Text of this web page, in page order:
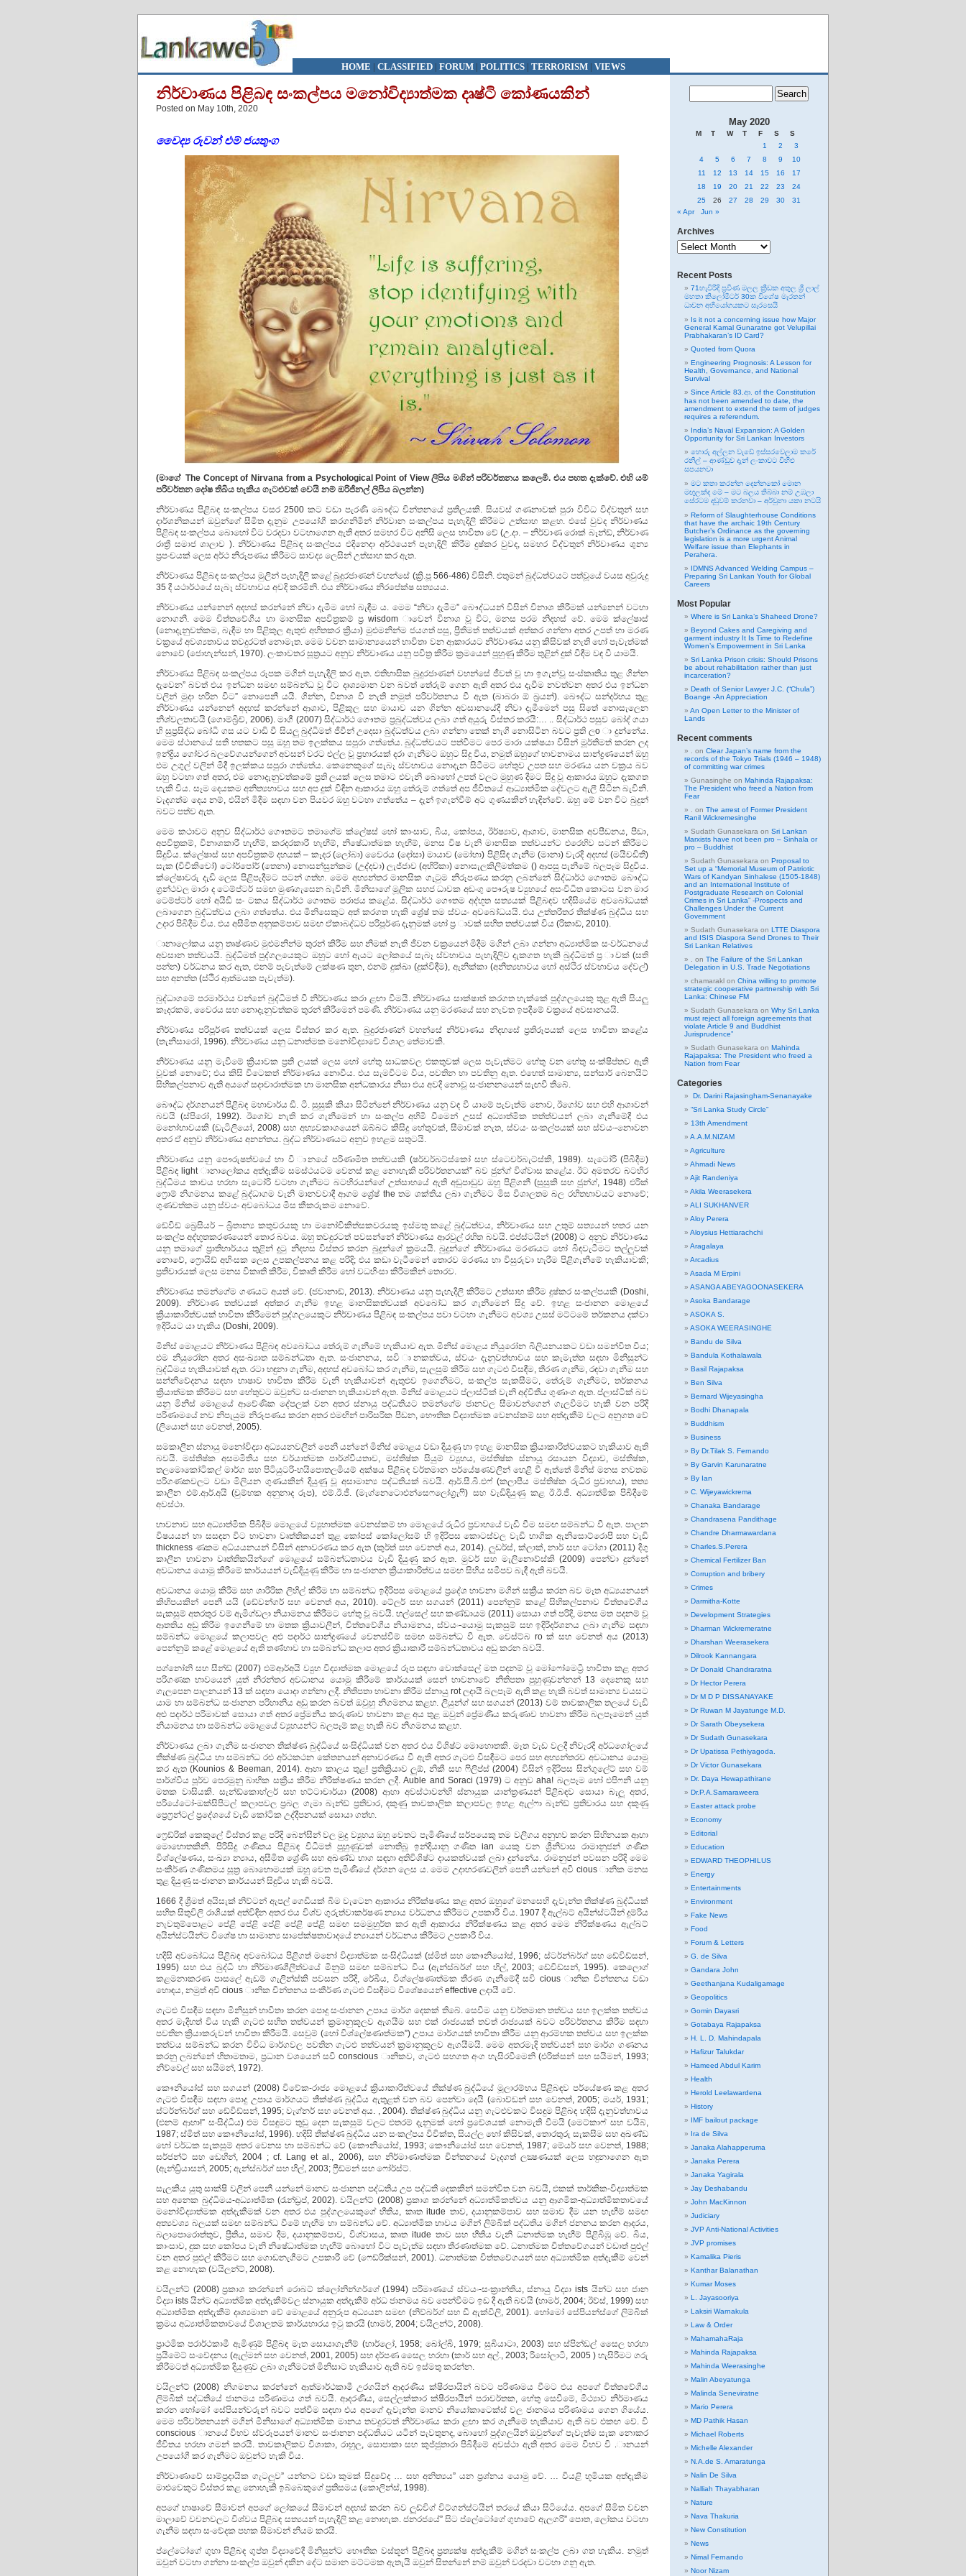
HOME | CLASSIFIED| FORUM| POLITICS | TERRORISM| VIEWS
නිර්වාණය පිළිබඳ සංකල්පය මනෝවිද්‍යාත්මක දෘෂ්ටි කෝණයකින්
Posted on May 10th, 2020
වෛද්‍ය රුවන් එම් ජයතුංග
(මාගේThe Concept of Nirvana from a Psychological Point of Viewලිපිය මගින් පරිවර්තනය කලෙමි. එය පහත දැක්වේ.එහි යම්
පරිවර්තන දෝෂ තිබිය හැකිය ගැටළුවක් වෙයි නම් ඔරිජිනල් ලිපිය බලන්න)
නිර්වාණය පිළිබඳ සංකල්පය වසර 2500 කට වඩා පැරණි බෞද්ධ චින්තනයේ ප්‍රතිලයකි. සියවස් ගණනාවක් පුරා විවිධ විද්වතුන් සහ
දාර්ශනිකයන් ඔවුන්ගේ සීමිත දැනුම උපයෝගී කරගනිමින් නිර්වාන සංකල්පය පැහැදිලි කිරීමට උත්සාහ කළහ. එසේ වුවද නිර්වාණය
පිළිබඳ සංකල්පය බොහෝ විට වරදවා වටහාගෙන ඇති අතර සමහර විට අනිසි ලෙස භාවිතා වේ (උ.දා. – නිර්වාණ රොක් බෑන්ඩ්, නිර්වාණ
රාත්‍රී සමාජ ශාලාව ). නිර්වාණය පිළිබඳ සංකල්පය එදිනෙදා අර්ථයෙන් පැහැදිලි කිරීම දුෂ්කර වුවද, සමහර විද්වතුන් නිර්වාණය ශුන්‍ය
ප්‍රපංචයක් ලෙස අර්ථ නිරූපණය කිරීමට සාවද්‍ය ලෙසින් උත්සාහ කර ඇත.
නිර්වාණය පිළිබඳ සංකල්පය මුලින් පැහැදිලි කළේ බුදුරජාණන් වහන්සේ (ක්‍රි.පූ 566-486) විසිනි. එතුමන් බුද්ධත්වයට පත්වූයේ වයස අවුරුදු
35 දී යථාර්ථයේ සැබෑ ස්වභාවය අවදි කරමිනි. එය නිර්වාණය නිරපේක්ෂ සත්‍යයය.
නිර්වාණය යන්නෙන් අදහස් කරන්නේ නිවා දැමීම හෝ බැඳීම ය. මෙම “නිවා දැමීම” බෞද්ධයන් විසින් විනාශ කිරීමක් යන්නෙන් වටහා
නොගනී. මෙම චිත්තවේගීය හා මානසික අපවිත්‍රකම් ප්‍ර wisdom ාවෙන් විනාශ වූ විට, මනස පරම නිදහස් වේ. මෙම ක්ලේෂාස්
(නොදැනුවත්කම, බැඳීම හා පිළිකුල ඇතුළු අහිතකර ක්‍රියා) මුළුමනින්ම ජයගත් පසු, ප්‍රීතිමත් තත්වයක් අත්කර ගන්නා අතර උපත් හා මරණ
චක්‍රයේ අවශ්‍යතාවය තවදුරටත් නොමැත. මෙම වචන සාමාන්‍යයෙන් භාවිතා වන ආකාරයට නිර්වාණය යනු කිසිවක් නැති හෝ පැවැත්මක්
නොවේ (ජොහැන්සන්, 1970). ලංකාවතර සූත්‍රයට අනුව නිර්වාණය යනු පවිත්‍ර කිරීම ක්‍රමයෙන් පුහුණු කිරීම තුළින් දුක් විඳීම වඳ වී යාමයි.
නිර්වාණය පිළිබඳ සංකල්පය රූපක මගින් පැහැදිලි කර ඇත. එතිහාසික බුදුරජාණන් වහන්සේ ජීවත් වූ හා ඉගැන්වූ සංස්කෘතිය තුළ ගින්න
දැවෙන” බවත් එය ඉන්ධන සමඟ සම්බන්ධ වූ විට දෘශ්‍යමාන වන බවත් තේරුම් ගෙන ඇති අතර එය දැවීම නවත්වන අතර එය ඉන්ධන
වලින් මුදා හරින විට” නොපෙනී යයි. ගින්න, විනාශ වී නැති නමුත් පරිවර්තනය වී ඇත (බාබරා ඕ බ්‍රයන්). බෞද්ධ සන්දර්භය තුළ
නිර්වාණය යන්නෙන් අදහස් කරන්නේ ආශාව, පිළිකුල සහ මායාව යන ගින්න අවසානයේදී නිවා දැමීමෙන් පසු සිතේ නොසැලෙන
නිශ්චලතාවයි (ගොම්බ්‍රිච්, 2006). මාගී (2007) සිද්ධාර්ථ ගෞතම ප්‍රබුද්ධත්වය ලබා ගත් අයුරු විස්තර කරයි:… .. සිද්ධාර්ථ පසුව බෝද් ගයා
හි සුප්‍රසිද්ධ බෝධි ගස යට වාඩි වී සියලු බුද්ධිමත් ජීවීන් උදෙසා බුද්ධත්වය ලබා ගන්නා තෙක් නැගී නොසිටින බවට ප්‍රති ලo ා දුන්නේය.
මෙම ස්ථානයේ සති හතකට පසු ඔහු තම ඉලක්කය සපුරා ගත්තේය. බුද්ධත්වයට පත්වීමට පෙර මාරා යක්ෂයා විසින් මූර්තිමත් කරන ලද
ඉන්ද්‍රිය ගෝචර බලවේගයන්ගෙන් අවසන් වරට එල්ල වූ ප්‍රහාරයක් දරා ගැනීමට ඔහුට සිදු විය, නමුත් ඔහුගේ භාවනාමය සාන්ද්‍රණයෙන් ඔහු
එම උගුල් වලින් මිදී ඉලක්කය සපුරා ගත්තේය. කෙනෙකුගේ සැබෑ ස්වභාවය නොදැන සිටීමට හේතුව උපත සහ මරණය යන චක්‍රය බව
ඔහු වටහා ගත් අතර, එම නොදැනුවත්කමේ ප්‍රති ලයක් ලෙස තමාට එවැනි බොහෝ උපත් වලට මුහුණ දීමට සිදු වූ ආකාරය ඔහුට දැකගත
හැකි විය. සෑම දෙයකම අනිත්‍යභාවය සහ අප දුක් විඳින ආකාරය ඔහු තේරුම් ගත්තේ අප ජීවිතයේ ආධ්‍යාත්මික දේවලට ඇලී සිටින බැවිනි.
වැදගත්ම දෙය නම්, එයින් මිදීම සඳහා වන පියවර ඔහු වටහා ගත්තේය – දැන් ඉගැන්වීම් අට ගුණයකින් හැඳින්වේ. ඔහු මේ වන විට බුදුන්
බවට පත්ව ඇත.
මෙම කථාවට අනුව සිද්ධාර්ථ ගෞතමට තමාගේම ක්ලේෂස් හෝ කාංසාව, බිය, කෝපය, ඊර්ෂ්‍යාව, ආශාව, මානසික අවපීඩනය, පීඩා,
අපවිත්‍රකම්, විනාශකාරී හැඟීම්, කරදරකාරී හැඟීම්, නිෂේධාත්මක හැඟීම්, මනස විෂ වැනි මානසික තත්වයන්ට එරෙහිව සටන් කිරීමට
සිදුවිය. ක්ලේෂාස් සහ අපවිත්‍රකම් දහයක් – කෑදර (ලෝබා) වෛරය (දෝසා) මායාව (මෝහා) පිළිසිඳ ගැනීම (මානා) වැරදි අදහස් (මයිචඩිති)
සැක (විචිකිචෝ) ටෝර්පෝර් (තෙනා) නොසන්සුන්කම (උද්දචා) ලැජ්ජාව (අහිරිකා) නොසැලකිලිමත්කම () ආපසු පැනීමේ බලපෑම සිදුවිය.
ක්ලේෂාවරු දැඩි ලෙස පිළිපැදීමට පටන් ගත්හ. මෙම අභ්‍යන්තර මානසික ගැටුම නිරූපණය කරනු ලබන්නේ සිද්ධාර්ථ ගෞතම බෞද්ධ
ග්‍රන්ථවල මාරා ද ටෙම්ප්ටර් සමඟ මුණගැසෙන බැවිනි. මිනිසාගේ මූලික සහජ ධාවක අඩංගු පෞරුෂ ව්‍යුහයේ අසංවිධිත කොටස වන මාර
ටෙම්ප්ටර් හෝ අයිඩී සං ටකය සිද්ධාර්ථ ගෞතම පරාජය කළේය. සිද්ධාර්ථ ගෞතම අද්භූත සත්‍යයක් පිළිබඳව හදිසියේම අවබෝධයක්
ලබාගෙන බුද්ධත්වය ලබා ගත්තේය. එය මිනිසෙකුට අත් කරගත හැකි ශ්‍රේෂ් තම ස්වයං අවබෝධයයි. එය උත්තරීතර තීක්ෂ්ණ බුද්ධිය සහ
උදාර පිබිදීම විය. එය අසීමිත අනුකම්පාව සමඟ ඒකාබද්ධව පරිපූර්ණ දැනුමක් හෝ ප්‍ර ාවක් සහිත තත්වයක් විය (රිකාඩ්, 2010).
ානාලෝකය යනු තෘෂ්ණාව මුළුමනින්ම තුරන් කිරීම සහ නිමක් නැති ජීවන චක්‍රයෙන් මිදීම මගින් ලබා ගන්නා අධ්‍යාත්මික සංවර්ධනයේ
අවසාන තත්වයයි. බුද්ධිමත් පුද්ගලයෙකුට ඔහුට හෝ ඇයට ලෝකයේ සැබෑ ස්වභාවය පැහැදිලිව දැකගත හැකි බුද්ධිමත් ප්‍ර ාවක් (සති
පන්න) වර්ධනය කර ඇත, එනම් පැවැත්මේ ලක්ෂණ තුන, එනම් දුක්ඛා (දුක්විඳීම), ඇනික්කා (අනිත්‍යභාවය හෝ අස්ථිර ස්වභාවය දේවල්)
සහ අනත්ත (ස්ථිර ආත්මයක පැවැත්ම).
බුද්ධාගමේ පරමාර්ථය වන්නේ බුද්ධිමත් වී නිර්වාණය කරා ළඟා වීමයි. නිර්වාණය සාක්ෂාත් කරගත හැක්කේ පුද්ගලයෙකු තුළ ඇති සියලු
කෑදරකම, වෛරය සහ නොදැනුවත්කම තුරන් කිරීමෙන් පමණි. නිර්වාණය යනු මරණයේ සහ නැවත ඉපදීමේ චක්‍රයේ අවසානයයි.
නිර්වාණය පරිපූර්ණ තත්වයක් ලෙස විස්තර කර ඇත. බුදුරජාණන් වහන්සේ නිර්වාණය නිදහසේ ප්‍රතිරූපයක් ලෙස භාවිතා කළේය
(තැනිසාරෝ, 1996). නිර්වාණය යනු ධනාත්මක මනෝවිද්‍යාවේ විශාල තේමාවකි.
නිර්වාණය යනු මැවීමේ ක්‍රියාවක ප්‍රති ලයක් ලෙස හෝ හේතු සාධකවල එකතුවක් ලෙස පැවැත්මට හේතු වන හේතු සංක්ෂිප්තව ඇති
වූවක් නොවේ; එය කිසි විටෙකත් නිර්මාණය නොවීය. එය සැමවිටම විය, පවතින හා පවතිනු ඇත. එහෙත් සාමාන්‍ය, සන්සාර් බෙනයිට්
සිහිකල්පනාව ඇති අයගේ සදාචාරාත්මක හා මානසික අන්ධකාරය නිසා එය අවදි නොවූ සංජානනයෙන් සැඟවී තිබේ.
බෞද්ධ දර්ශනයන් පිළිබඳ මහාචාර්ය ඩී. ටී. සුසුකි කියා සිටින්නේ නිර්වාණය යනු වඳ වී යාමේ පැවැත්ම නොව, ඊගෝව සහ එහි ආශාවන්
බවයි (ස්පිරෝ, 1992). ඊගෝව නැති කර ගැනීමෙන් හා සංකල්ප අහිමි වීමෙන් උසස් අධ්‍යාත්මික තත්ත්වයන් ලබා ගැනීමේදී එය
මනෝභාවයකි (ඩැටිලියෝ, 2008) සහ අභ්‍යවකාශයෙන් ඔබ්බට කිසිදු හේතුවක්, සීමාවක් නැත, ස්වයං සංකල්පයක් සහ ස්වයං-නොවන
අතර ඒ අනුව නිර්වාණය අනන්තය. බුද්ධ නිර්වාණයට අනුව ඉහළම සතුටයි.
නිර්වාණය යනු පෞරුෂත්වයේ හා වි ානයේ පරිණාමිත තත්වයකි (ෂර්චර්බට්ස්කෝ සහ ස්ටෙචර්බැට්ස්කි, 1989). සැටෝරි (පිබිදීම)
පිළිබඳ light ානාලෝකය අත්දැකීම සමස්ථයටම වෙනස් කළ නොහැකි පරිවර්තනයක්” බව ජුන්ග් විශ්වාස කළේය. ඊට අමතරව බටහිර
බුද්ධිමය කාචය හරහා සැටෝරි වටහා ගැනීමට බටහිරයන්ගේ උත්සාහයේ ඇති අඩුපාඩුව ඔහු පිළිගනී (සුසුකි සහ ජුන්ග්, 1948) එරික්
ෆ්‍රොම් නිගමනය කළේ බුද්ධාගම වැනි මානවවාදී ආගම ශ්‍රේෂ් the තම ශක්තිය ලබා ගැනීමට මිස විශාලතම බල රහිතභාවයට නොවේ;
ගුණවත්කම යනු ස්වයං අවබෝධය මිස කීකරුකම නොවේ.
ඩේවිඩ් බ්‍රෙසියර් – බ්‍රිතාන්‍ය කතුවරයකු හා මනෝචිකිත්සකවරයකු ඉස්මතු කළේ බුද්ධත්වය, නිර්වාණය සහ උතුම් සත්‍යයන් හතර යන
සංකල්ප අද්භූතකරණයෙන් තොර බවය. ඔහු තවදුරටත් පවසන්නේ නිර්වාණය ආරවුල් රහිත බවයි. එප්ස්ටයින් (2008) ට අනුව නිර්වාණය
යනු තමාගේ ප්‍රාතිහාර්යය තුළින් දුටු නිදහස විස්තර කරන බුදුන්ගේ ක්‍රමයයි. බුදුන්ගේ නිර්වාණය මරණයට හෝ බිඳවැටීමට තල්ලුවක්
නොවේ, ෆ්‍රොයිඩ් අහිංසක ලෙස උපකල්පනය කළ පරිදි; එය කඩා වැටීමෙන් තොරව මරණය හා විසුරුවා හැරීම පිළිගැනීමේ හැකියාවකි;
ප්‍රතිචාරයක් ලෙස මනස විකෘති කිරීම, විකෘති කිරීම හෝ වධහිංසා කිරීමකින් තොරව.
නිර්වාණය තමන්ගේම ගණයට අයත් වේ. (ජවානාඩ්, 2013). නිර්වාණය යනු පැහැදිලි කිරීමට උත්සාහ කිරීම දුෂ්කර සංකල්පයකි (Doshi,
2009). නිර්වාණ තත්වයක් අත්කර ගැනීම ඉහළ මානසිකත්වයක් අවබෝධ කර ගැනීමෙන් සිදු වේ. ඉහළ සංජානන මොළයේ
ක්‍රියාකාරිත්වයක් භාවිතා කිරීමෙන් පුද්ගලයෙකුට නිර්වාණය පිළිබඳ සංකල්පය පවා වටහා ගැනීමට අවශ්‍ය උසස් මට්ටමේ තර්කනය දක්වා
ඉදිරියට යා හැකිය (Doshi, 2009).
මිනිස් මොළයට නිර්වාණය පිළිබඳ අවබෝධය තේරුම් ගැනීමේ හැකියාව ඇත. මිනිස් මොළය නියුරෝන බිලියනයකට වඩා සමන්විත විය;
එම නියුරෝන අතර අසංඛ්‍යාත සම්බන්ධතා ඇත. සංජානනය, සවි ානකත්වය, ස්වයං දැනුවත්භාවය සහ කැමැත්ත සඳහා මිනිසුන්ට
බුද්ධිමය හැකියාවක් ඇත. රටා හඳුනා ගැනීම, අදහස් අවබෝධ කර ගැනීම, සැලසුම් කිරීම සහ ගැටළු විසඳීම, තීරණ ගැනීම, රඳවා ගැනීම සහ
සන්නිවේදනය සඳහා භාෂාව භාවිතා කිරීම වැනි හැකියාවන් ඇතුළුව ඉගෙනීමට, සංකල්ප සැකසීමට, තේරුම් ගැනීමට, තර්කනය
ක්‍රියාත්මක කිරීමට සහ හේතුවට ඔවුන්ට සංජානන හැකියාවන් ඇත. මිනිස් මොළයට ප්ලාස්ටික් වැනි අද්විතීය ගුණාංග ඇත. ප්ලාස්ටික් බව
යනු මිනිස් මොළයේ ආවේණික දේපලක් වන අතර ස්නායු පද්ධතියට තමන්ගේම ජානවල සීමාවන්ගෙන් ගැලවීමට හැකි වන පරිදි
පරිණාමයේ නව නිපැයුම නිරූපණය කරන අතර එමඟින් පාරිසරික පීඩන, භෞතික විද්‍යාත්මක වෙනස්කම් සහ අත්දැකීම් වලට අනුගත වේ
(ලියොන් සහ වෙනත්, 2005).
සමකාලීන ස්නායු මනෝවිද්‍යා අධ්‍යයනවලින් පෙනී යන්නේ මිනිස් මොළය වඩා දියුණු හා ඉහළ මානසික ක්‍රියාකාරිත්වයකට හැකියාව ඇති
බවයි. මස්තිෂ්ක අසමමිතිය සහ චර්යාත්මක පාර්ශ්වීයතාව, මස්තිෂ්ක සියුම් ව්‍යුහය, මස්තිෂ්ක ස්නායු රසායන විද්‍යාව, මස්තිෂ්ක,
තලමොකෝටිකල් මාර්ග සහ පිටියුටරි-හයිපොතලමියම් අක්ෂය පිළිබඳ වර්තමාන පර්යේෂණවලින් හෙළි වී ඇත්තේ මිනිස් මනස නවතම
පරිගණකවලට වඩා මිලියන ගුණයකින් දියුණු වූ අසාමාන්‍ය පද්ධතියක් බවයි. ආර්.සී.බී.එෆ් (කලාපීය මස්තිෂ්ක රුධිර ප්‍රවාහය), තත්‍ය
කාලීන එම්.ආර්.අයි (චුම්භක අනුනාද රූප), එම්.ඊ.ජී. (මැග්නෙටොඑන්සෙෆලෝග්‍රැෆි) සහ වැඩිදියුණු කළ ඊ.ඊ.ජී. අධ්‍යාත්මික පිබිදීමේ
අවස්ථා.
භාවනාව සහ අධ්‍යාත්මික පිබිදීම මොළයේ ව්‍යුහාත්මක වෙනස්කම් හා මොළයේ රුධිර ප්‍රවාහයේ වැඩි වීම සමඟ සම්බන්ධ වී ඇත. පාලන
විෂයයන් හා සසඳන විට භාවනා වෘත්තිකයන් තුළ කෝපස් කෝලෝසම් හි ඉදිරිපස කොටස්වල වැඩි භාගික ඇනිසොට්රොපී සහ වැඩි
thickness ණකම අධ්යයනයන් විසින් අනාවරණය කර ඇත (කුර්ත් සහ වෙනත් අය, 2014). ලුඩර්ස්, ක්ලාක්, නාර් සහ ටෝගා (2011) දිගු
කාලීන භාවනා වෘත්තිකයින්ගේ මොළයේ සම්බන්ධතාවය වැඩි දියුණු කර ඇත. මුවර් සහ මැලිනොව්ස්කි (2009) පෙන්වා දුන්නේ
අවධානය යොමු කිරීමේ කාර්යයන් වැඩිදියුණු කිරීම හා සංජානන ක්‍රියාකාරිත්වය සමඟ සිහිය සමීපව බැඳී ඇති බවයි.
අවධානය යොමු කිරීම සහ ශාරීරික ලිහිල් කිරීම හා සම්බන්ධ ඉදිරිපස මොළයේ ප්‍රදේශ භාවනා මගින් සක්‍රීය කරන බව මෑත අධ්‍යයනයන්
කිහිපයකින් පෙනී යයි (ඩේවන්ගර් සහ වෙනත් අය, 2010). ටේලර් සහ සගයන් (2011) පෙන්නුම් කළේ සිහිකල්පනාව චිත්තවේගීය
සැකසුම් අතරතුර වම් ඇමිග්ඩලා නියාමනය කිරීමට හේතු වූ බවයි. හල්සෙල් සහ කණ්ඩායම (2011) සොයා ගත් පරිදි, මනස මත පදනම් වූ
ආතතිය අඩු කිරීම ඉගෙනීමේ හා මතක ක්‍රියාවලීන්, චිත්තවේගීය නියාමනය, ස්වයං-යොමු සැකසුම් සහ ඉදිරිදර්ශනය ලබා ගැනීම සඳහා
සම්බන්ධ මොළයේ කලාපවල අළු පදාර්ථ සාන්ද්‍රණයේ වෙනස්වීම් සමඟ සම්බන්ධ වී ඇත. වෙස්ට්බ ro ක් සහ වෙනත් අය (2013)
පෙන්නුම් කළේ මොළයේ ඇති තණ්හාව හා සම්බන්ධ කලාප අතර ක්‍රියාකාරී සම්බන්ධතාවය අඩු කරන බවයි.
පග්නෝනි සහ සීන්ඩ් (2007) එම්ආර්අයි ව්‍යුහ විද්‍යාත්මක මොළයේ රූප සඳහා වොක්සෙල් මත පදනම් වූ මෝෆෝමෙට්‍රි භාවිතා කළ අතර
පරිගණක භාවයෙන් යුත් නිරන්තර අවධානය යොමු කිරීමේ කාර්යයක් සෙන් භාවනාවේ නිතිපතා පුහුණුවන්නන් 13 දෙනෙකු සහ
ගැලපෙන පාලනයන් 13 ක් සඳහා යොදා ගන්නා ලදී. නිතිපතා භාවනා කිරීම ස්නායු rot ලදායී බලපෑම් ඇති කළ හැකි බවත් සාමාන්‍ය වයසට
යාම හා සම්බන්ධ සංජානන පරිහානිය අඩු කරන බවත් ඔවුහු නිගමනය කළහ. ලියුන්ග් සහ සගයන් (2013) වම් තාවකාලික තලයේ වැඩි
අළු පදාර්ථ පරිමාවක් සොයා ගත් අතර ප්‍රේමනීය කරුණාව භාවනා කළ අය තුළ ඔවුන් ප්‍රේමණීය කරුණාව භාවනා කිරීම බලපෑමෙන් යුත්
නියාමනය හා සම්බන්ධ මොළයේ ව්‍යුහයන්ට බලපෑම් කළ හැකි බව නිගමනය කළහ.
නිර්වාණය ලබා ගැනීම සංජානන තීක්ෂ්ණ බුද්ධියේ සංසිද්ධියක් වන අතර එය විශිෂ්ට මොහොතකි. මෑත වැඩ වලදී නිවැරදි අර්ධගෝලයේ
තීක්ෂ්ණ බුද්ධිය හා සම්බන්ධ රළු අර්ථකථන කේතනයන් අනාවරණය වී ඇති අතර ගැටළු විසඳීමට පෙර සහ අභ්‍යන්තරව අවධානය යොමු
කර ඇත (Kounios & Beeman, 2014). ආහා කාලය තුළ! ප්‍රතික්‍රියාව ලුඕ, නිකී සහ ෆිලිප්ස් (2004) විසින් ඉදිරිපස සින්ගුලේට් සහ වම්
පාර්ශ්වීය පූර්ව පෙරමුනු බාහික සක්‍රීය කිරීම නිරීක්ෂණය කරන ලදී. Auble and Soraci (1979) ට අනුව aha! බලපෑම හෝ එපිෆනි යනු
මතක වාසියකි. සැන්ඩ්කොහ්ලර් සහ භට්ටාචාර්යා (2008) ආහා අවස්ථාවන්හි ස්නායුක යාන්ත්‍රණයන් පිළිබඳව සොයා බැලූ අතර,
පරියේටෝ-ඔක්සිපිටල් කලාපවල ප්‍රබල ගැමා බෑන්ඩ් ප්‍රතිචාර, දකුණු තාවකාලික කලාපවල ඉහළ ඇල්ෆා බෑන්ඩ් ප්‍රතිචාරය සහ දකුණු
ප්‍රෙෆ්‍රන්ටල් ප්‍රදේශයේ වැඩි කෝටික උද්දීපනයක් සොයා ගත්හ.
ෆ්‍රෙඩ්රික් කෙකුලේ විස්තර කළ පරිදි බෙන්සීන් වල මුදු ව්‍යුහය ඔහු වෙතට පැමිණියේ සර්පයෙකු තම වලිගය අනුභව කරන සිහිනයක ආහා
මොහොතකිනි. පිරිසිදු ගණිතය පිළිබඳ විධිමත් පුහුණුවක් නොතිබූ ඉන්දියානු ගණිත ian යෙකු වන ශ්‍රීනිවාස රාමානුජන් ගණිත
විශ්ලේෂණය, සංඛ්‍යා න්‍යාය, අසීමිත ශ්‍රේණි සහ අඛණ්ඩ භාග සඳහා අතිවිශිෂ්ට දායකත්වයක් ලබා දුන්නේය. රාමනුජන් පවසන පරිදි මෙම
සංකීර්ණ ගණිතමය සූත්‍ර බොහොමයක් ඔහු වෙත පැමිණියේ දර්ශන ලෙස ය. මෙම උදාහරණවලින් පෙනී යන්නේ අවි cious ානික මනස
තුළ දියුණු සංජානන කාර්යයන් සිදුවිය හැකි බවයි.
1666 දී ශ්‍රීමත් අයිසැක් නිව්ටන් ඇපල් ගෙඩියක් බිම වැටෙන ආකාරය නිරීක්ෂණය කළ අතර ඔහුගේ මනසෙහි දැවැන්ත තීක්ෂ්ණ බුද්ධියක්
සහිත සිතුවිලි රාශියක් අත්විඳින අතර එය විශ්ව ගුරුත්වාකර්ෂණ න්‍යාය වර්ධනය කිරීමට උපකාරී විය. 1907 දී ඇල්බට් අයින්ස්ටයින් දුම්රිය
නැවතුම්පොළට පේළි පේළි පේළි පේළි පේළි සමඟ සමමුහුර්ත කර ඇති ආකාරය නිරීක්ෂණය කළ අතර මෙම නිරීක්ෂණය ඇල්බට්
අයින්ස්ටයින්ට විශේෂ හා සාමාන්‍ය සාපේක්ෂතාවාදයේ න්‍යායන් වර්ධනය කිරීමට උපකාරී විය.
හදිසි අවබෝධය පිළිබඳ අවබෝධය පිළිගත් මනෝ විද්‍යාත්මක සංසිද්ධියක් (ස්මිත් සහ කෞනියෝස්, 1996; ස්ටර්න්බර්ග් සහ ඩේවිඩ්සන්,
1995) සහ එය බුද්ධි හා නිර්මාණශීලීත්වයේ මිනුම් සමඟ සම්බන්ධ විය (ඇන්ස්බර්ග් සහ හිල්, 2003; ඩේවිඩ්සන්, 1995). කෙලොග්
කළමනාකරණ පාසලේ ඇඩම් ගැලින්ස්කි පවසන පරිදි, රේඛීය, විශ්ලේෂණාත්මක තීරණ ගැනීමේදී සවි cious ානික චින්තනය වඩා
හොඳය, නමුත් අවි cious ානික චින්තනය සංකීර්ණ ගැටළු විසඳීමට විශේෂයෙන් effective ලදායී වේ.
ගැටළු විසඳීම සඳහා මිනිසුන් භාවිතා කරන පොදු සංජානන උපාය මාර්ග දෙකක් තිබේ. සෙවීම යනු වර්තමාන තත්වය සහ ඉලක්ක තත්වය
අතර මැදිහත් විය හැකි ගැටළු සහිත තත්වයන් ක්‍රමානුකූලව ඇගයීම සහ එක් රාජ්‍යයක් තවත් රාජ්‍යයක් බවට පරිවර්තනය කිරීම සඳහා
පවතින ක්‍රියාකරුවන් භාවිතා කිරීමයි. සෙවුම් (හෝ විශ්ලේෂණාත්මක”) උපාය මාර්ගයක් භාවිතා කිරීම යනු ආරම්භක තත්වය සහ ඉලක්ක
තත්වය සම්බන්ධ කරන විවිධ මාර්ගවල පවතින ගැටළු තත්වයන් ක්‍රමානුකූලව ඇගයීමයි. මෙම අතරමැදි තත්වයන් සහ මාර්ග ගණනය
කරනු ලබන්නේ හිතාමතාම, ප්‍රධාන වශයෙන් සවි conscious ානිකව, ගැටළු සහගත අංග හැසිරවීමෙනි (එරික්සන් සහ සයිමන්, 1993;
නිව්වෙල් සහ සයිමන්, 1972).
කෞනියෝස් සහ සගයන් (2008) විවේක-රාජ්‍ය මොළයේ ක්‍රියාකාරිත්වයේ තීක්ෂ්ණ බුද්ධියේ මූලාරම්භය පිළිබඳව පර්යේෂණ කළ අතර
ගැටළු විසඳීම සඳහා පොදු උපාය මාර්ගයට තීක්ෂ්ණ බුද්ධිය ඇතුළත් වන බව පෙන්වා දෙයි (බොව්ඩන් සහ වෙනත්, 2005; මයර්, 1931;
ස්ටර්න්බර්ග් සහ ඩේවිඩ්සන්, 1995; වැග්නර් සහ වෙනත් අය. , 2004). තීක්ෂ්ණ බුද්ධිය යනු ගැටළුවකට විසඳුම පිළිබඳ හදිසි දැනුවත්භාවය
(එනම් ආහා!” සංසිද්ධිය) එම විසඳුමට තුඩු දෙන සැකසුම් වලට එතරම් දැනුමක් හෝ ප්‍රවේශයක් නොමැති වීමයි (මෙට්කාෆ් සහ වයිබ්,
1987; ස්මිත් සහ කෞනියෝස්, 1996). හදිසි තීක්ෂ්ණ බුද්ධිය යන සංකල්පය විවික්ත, සියල්ල හෝ කිසිවක්, තොරතුරු සැකසීම සහ අඛණ්ඩ
හෝ වර්ධක සැකසුම් අතර වෙනස හා සම්බන්ධ වේ (කෞනියෝස්, 1993; කෞනියෝස් සහ වෙනත්, 1987; මේයර් සහ වෙනත්, 1988;
සර්ජන්ට් සහ ඩෙහීන්, 2004 ; cf. Lang et al., 2006), සහ නිර්මාණාත්මක චින්තනයේ වැදගත් ලක්‍ෂණයක් ලෙස හඳුනාගෙන ඇත
(ඇන්ඩ්‍රියාසන්, 2005; ඇන්ස්බර්ග් සහ හිල්, 2003; ෆ්‍රීඩ්මන් සහ ෆෝර්ස්ට්.
සැලකිය යුතු සාක්ෂි වලින් පෙනී යන්නේ මානව සංජානන පද්ධතිය උප පද්ධති දෙකකින් සමන්විත වන බවයි, එකක් තාර්කික-විද්‍යාත්මක
සහ අනෙක බුද්ධිමය-අධ්‍යාත්මික (රැන්ඩ්‍රප්, 2002). වයිලන්ට් (2008) ප්‍රකාශ කරන්නේ අධ්‍යාත්මිකත්වය යනු ආගමික-අධ්‍යාත්මිකතාවයේ
මනෝවිද්‍යාත්මක අත්දැකීමක් වන අතර එය පුද්ගලයෙකුගේ භීතිය, කෘත itude තාව, දයානුකම්පාව සහ සමාව දීම යන හැඟීම් සමඟ
අත්‍යවශ්‍ය බලයක් සමඟ සම්බන්ධ වීමේ හැඟීම හා සම්බන්ධ වේ. අධ්‍යාත්මික භාවය මගින් ලිම්බික් පද්ධතිය මගින් ජනනය කරන ආදරය,
බලාපොරොත්තුව, ප්‍රීතිය, සමාව දීම, දයානුකම්පාව, විශ්වාසය, කෘත itude තාව සහ භීතිය වැනි ධනාත්මක හැඟීම් පිළිබිඹු වේ. බිය,
කාංසාව, දුක සහ කෝපය වැනි නිෂේධාත්මක හැඟීම් බොහෝ විට පැවැත්ම සඳහා තීරණාත්මක වේ. ධනාත්මක චිත්තවේගයන් වඩාත් පුළුල්
වන අතර පුළුල් කිරීමට සහ ගොඩනැගීමට උපකාරී වේ (ෆෙඩ්රික්සන්, 2001). ධනාත්මක චිත්තවේගයන් සහ අධ්‍යාත්මික අත්දැකීම් වෙන්
කළ නොහැක (වයිලන්ට්, 2008).
වයිලන්ට් (2008) ප්‍රකාශ කරන්නේ රොබට් ක්ලෝනින්ගර්ගේ (1994) පරිමාණයේ ස්වයං-සංක්‍රාන්තිය, ස්නායු විද්‍යා ists යින්ට සහ ජාන
විද්‍යා ists යින්ට අධ්‍යාත්මික අත්දැකීම්වල ස්නායුක අත්දැකීම් අර්ධ ජානමය බව පෙන්වීමට ඉඩ දී ඇති බවයි (හාමර්, 2004; ඊව්ස්, 1999) සහ
අධ්‍යාත්මික අත්දැකීම් දෘශ්‍යමාන වේ මොළයේ අනුරූප අධ්‍යයන සමඟ (නිව්බර්ග් සහ ඩී ඇක්විලි, 2001). හෝමෝ සේපියන්ස්ගේ ලිම්බික්
ක්‍රමය අධ්‍යාත්මිකතාවයේ විශාලතම කාර්යභාරය ඉටු කරයි (හාමර්, 2004; වයිලන්ට්, 2008).
ප්‍රාථමික පරාර්ථකාමී ඇමිණුම් පිළිබඳ මෑත සොයාගැනීම් (හාර්ලෝ, 1958; බෝල්බි, 1979; සුබියාටා, 2003) සහ ස්පින්ඩල් සෛල හරහා
ප්‍රයිමේට් සංවේදනය (ඇල්මන් සහ වෙනත්, 2001, 2005) සහ දර්පණ සෛල හරහා (කාර් සහ අල්., 2003; රිසෝලාටි, 2005 ) හැසිරීමට ගරු
කිරීමටත් අධ්‍යාත්මික දියුණුව ලබා ගැනීමටත් මිනිසාට හැකියාව ඇති බව ඉස්මතු කරන්න.
වයිලන්ට් (2008) නිගමනය කරන්නේ ආත්මාර්ථකාමී උරගයින් ආදරණීය ක්ෂීරපායින් බවට පරිණාමය වීමට එය අපගේ චිත්තවේගීය
ලිම්බික් පද්ධතියේ ජානමය පරිණාමය ගත් බවයි. ආදරණීය, සෙල්ලක්කාර ක්ෂීරපායීන් පරාවර්තක, හේතු සෙවීමේ, මිථ්‍යාව නිර්මාණය
කරන හෝමෝ සේපියන්වරුන් බවට පත්වීම සඳහා එය අපගේ දැවැන්ත මානව නියෝකාටෙක්ස් වල ජානමය පරිණාමය ගෙන ගියේය.
මෙම පරිවර්තනයන් මගින් මිනිසාගේ අධ්‍යාත්මික මානය තවදුරටත් නිර්වාණය කරා ළඟා කර ගැනීමේ හැකියාව ඇති බව එකඟ වේ. වි
conscious ානයේ විභව ස්වරූපයන් මානව සංජානන පද්ධතියට යටින් පැවතුනද, බොහෝ පුද්ගලයින් ඔවුන්ගේ පැවැත්ම සැක නොකර
ජීවිතය හරහා ගමන් කරයි. තාවකාලිකව විශාකා, රාහුල, සොපාකා සහ කුජ්ජුතාරා පිබිදීමේ අවස්ථා ඇති අතර මෙම විභව වි .ානයන්
උපයෝගී කර ගැනීමට ඔවුන්ට හැකි විය.
නිර්වාණාවේ සාම්ප්‍රදායික ගැටලුව” යන්නට වඩා කුමක් සිදුවේද … සහ අනිත්‍යය” යන ප්‍රශ්නය යොමු වේ. … වියළි භූමියක අත්දැකීම
මාළුවෙකුට විස්තර කළ නොහැකි ඉබ්බෙකුගේ ප්‍රතිසමය (කොලින්ස්, 1998).
අපගේ භාෂාවේ සීමාවන් අපගේ ලෝකයේ සීමාවන් අදහස් කරන බව ලුඩ්විග් විට්ගන්ස්ටයින් තරයේ කියා සිටියේය. අපගේ සීමිත වචන
මාලාවේ වචනවලට විශ්වය පිළිබඳ සත්‍යයන් පැහැදිලි කළ නොහැක. ජනරජයේ” සිට ප්ලේටෝගේ ගුහාවේ ඇලගරි” පොත, ලෝකය වටහා
ගැනීම සඳහා සංවේදක පහක සීමාවන් නියම කරයි.
ප්ලේටෝගේ ගුහා පිළිබඳ ගුප්ත විද්‍යාවේදී මිනිසුන්ට භෞතික වස්තූන් පිළිබඳ ප්‍රත්‍යක්ෂ අත්දැකීම් මගින් සංකල්ප ලබා ගත හැකිය. නමුත්
ඔවුන් වටහා ගන්නා සංකල්ප ඔවුන් දකින දේට සමාන මට්ටමක ඇතැයි ඔවුන් සිතන්නේ නම් ඔවුන් වරදවා වටහා ගනු ඇත.
May 2020
M T W T F S
S
1
2
3
4
5 6 7 8 9
10
11
12 13 14 15 16
17
18
19 20 21 22 23
24
25
26 27 28 29 30
31
« Apr
Jun »
Archives
Archives
Recent Posts
71හැවිරිදි ප්‍රවීණ මලල ක්‍රීඩක අතුල ශ්‍රී ලාල්
මහතා කිලෝමීටර් 30ක විශේෂ මැරතන්
ධාවන අභියෝගයකට සැරසෙයි
Is it not a concerning issue how Major
General Kamal Gunaratne got Velupillai
Prabhakaran’s ID Card?
Quoted from Quora
Engineering Prognosis: A Lesson for
Health, Governance, and National
Survival
Since Article 83.ආ. of the Constitution
has not been amended to date, the
amendment to extend the term of judges
requires a referendum.
India’s Naval Expansion: A Golden
Opportunity for Sri Lankan Investors
හොරු අල්ලන වැඩේ ඉස්සරවෙලාම කරේ
රනිල් – ආණ්ඩුව දැන් ලංකාවට විහිළු
සපයනවා
මට කතා කරන්න දෙන්නකෝ මොන
මඟුලක්ද මේ – මට බලය තිබ්බා නම් උඹලා
සේරටම දඬුවම් කරනවා – අර්චුනා යකා නටයි
Reform of Slaughterhouse Conditions
that have the archaic 19th Century
Butcher’s Ordinance as the governing
legislation is a more urgent Animal
Welfare issue than Elephants in
Perahera.
IDMNS Advanced Welding Campus –
Preparing Sri Lankan Youth for Global
Careers
Most Popular
Where is Sri Lanka’s Shaheed Drone?
Beyond Cakes and Caregiving and
garment industry It Is Time to Redefine
Women’s Empowerment in Sri Lanka
Sri Lanka Prison crisis: Should Prisons
be about rehabilitation rather than just
incarceration?
Death of Senior Lawyer J.C. (“Chula”)
Boange -An Appreciation
An Open Letter to the Minister of
Lands
Recent comments
on Clear Japan’s name from the
records of the Tokyo Trials (1946 – 1948)
of committing war crimes
Gunasinghe on Mahinda Rajapaksa:
The President who freed a Nation from
Fear
on The arrest of Former President
Ranil Wickremesinghe
Sudath Gunasekara on Sri Lankan
Marxists have not been pro – Sinhala or
pro – Buddhist
Sudath Gunasekara on Proposal to
Set up a “Memorial Museum of Patriotic
Wars of Kandyan Sinhalese (1505-1848)
and an International Institute of
Postgraduate Research on Colonial
Crimes in Sri Lanka” -Prospects and
Challenges Under the Current
Government
Sudath Gunasekara on LTTE Diaspora
and ISIS Diaspora Send Drones to Their
Sri Lankan Relatives
on The Failure of the Sri Lankan
Delegation in U.S. Trade Negotiations
chamarakl on China willing to promote
strategic cooperative partnership with Sri
Lanka: Chinese FM
Sudath Gunasekara on Why Sri Lanka
must reject all foreign agreements that
violate Article 9 and Buddhist
Jurisprudence”
Sudath Gunasekara on Mahinda
Rajapaksa: The President who freed a
Nation from Fear
Categories
Dr. Darini Rajasingham-Senanayake
“Sri Lanka Study Circle”
13th Amendment
A.A.M.NIZAM
Agriculture
Ahmadi News
Ajit Randeniya
Akila Weerasekera
ALI SUKHANVER
Aloy Perera
Aloysius Hettiarachchi
Aragalaya
Arcadius
Asada M Erpini
ASANGA ABEYAGOONASEKERA
Asoka Bandarage
ASOKA S.
ASOKA WEERASINGHE
Bandu de Silva
Bandula Kothalawala
Basil Rajapaksa
Ben Silva
Bernard Wijeyasingha
Bodhi Dhanapala
Buddhism
Business
By Dr.Tilak S. Fernando
By Garvin Karunaratne
By Ian
C. Wijeyawickrema
Chanaka Bandarage
Chandrasena Pandithage
Chandre Dharmawardana
Charles.S.Perera
Chemical Fertilizer Ban
Corruption and bribery
Crimes
Darmitha-Kotte
Development Strategies
Dharman Wickremeratne
Dharshan Weerasekera
Dilrook Kannangara
Dr Donald Chandraratna
Dr Hector Perera
Dr M D P DISSANAYAKE
Dr Ruwan M Jayatunge M.D.
Dr Sarath Obeysekera
Dr Sudath Gunasekara
Dr Upatissa Pethiyagoda.
Dr Victor Gunasekara
Dr. Daya Hewapathirane
Dr.P.A.Samaraweera
Easter attack probe
Economy
Editorial
Education
EDWARD THEOPHILUS
Energy
Entertainments
Environment
Fake News
Food
Forum & Letters
G. de Silva
Gandara John
Geethanjana Kudaligamage
Geopolitics
Gomin Dayasri
Gotabaya Rajapaksa
H. L. D. Mahindapala
Hafizur Talukdar
Hameed Abdul Karim
Health
Herold Leelawardena
History
IMF bailout package
Ira de Silva
Janaka Alahapperuma
Janaka Perera
Janaka Yagirala
Jay Deshabandu
John MacKinnon
Judiciary
JVP Anti-National Activities
JVP promises
Kamalika Pieris
Kanthar Balanathan
Kumar Moses
L. Jayasooriya
Laksiri Warnakula
Law & Order
MahamahaRaja
Mahinda Rajapaksa
Mahinda Weerasinghe
Malin Abeyatunga
Malinda Seneviratne
Mario Perera
MD Pathik Hasan
Michael Roberts
Michelle Alexander
N.A.de S. Amaratunga
Nalin De Silva
Nalliah Thayabharan
Nature
Nava Thakuria
New Constitution
News
Nimal Fernando
Noor Nizam